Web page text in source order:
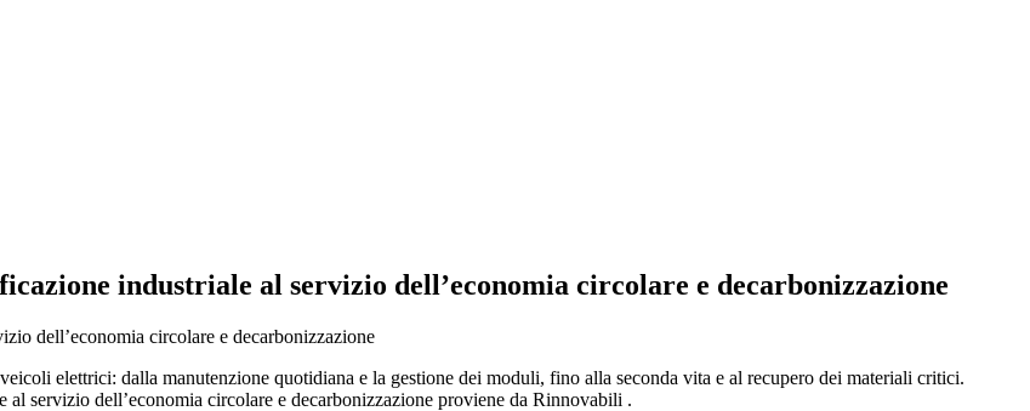
industriale al servizio dell’economia circolare e decarbonizzazione
elettrici: dalla manutenzione quotidiana e la gestione dei moduli, fino alla seconda vita e al recupero dei materiali critici.
servizio dell’economia circolare e decarbonizzazione proviene da Rinnovabili .